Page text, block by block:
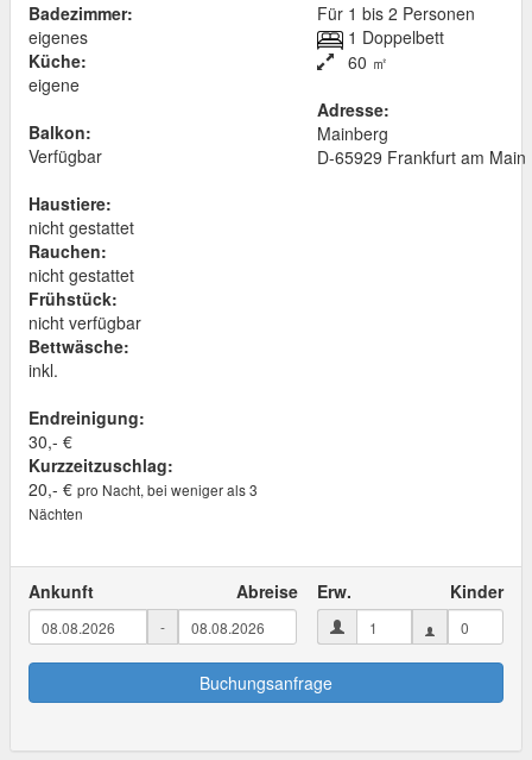
Badezimmer:
eigenes
Küche:
eigene
Balkon:
Verfügbar
Haustiere:
nicht gestattet
Rauchen:
nicht gestattet
Frühstück:
nicht verfügbar
Bettwäsche:
inkl.
Endreinigung:
30,- €
Kurzzeitzuschlag:
20,- € pro Nacht, bei weniger als 3
Nächten
Für 1 bis 2 Personen
1 Doppelbett
60 ㎡
Adresse:
Mainberg
D-65929 Frankfurt am Main
Ankunft Abreise
-
Erw. Kinder
Buchungsanfrage